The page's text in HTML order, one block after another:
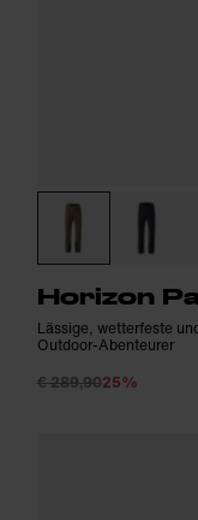
Horizon
Lässige, wetterfeste
Outdoor-Abenteurer
€ 289,9025%